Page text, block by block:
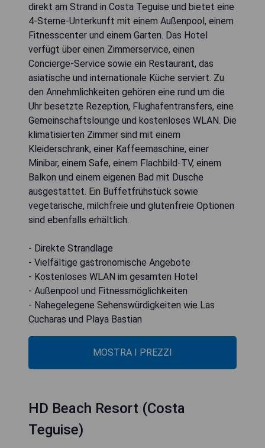
direkt am Strand in Costa Teguise und bietet eine
4-Sterne-Unterkunft mit einem Außenpool, einem
Fitnesscenter und einem Garten. Das Hotel
verfügt über einen Zimmerservice, einen
Concierge-Service sowie ein Restaurant, das
asiatische und internationale Küche serviert. Zu
den Annehmlichkeiten gehören eine rund um die
Uhr besetzte Rezeption, Flughafentransfers, eine
Gemeinschaftslounge und kostenloses WLAN. Die
klimatisierten Zimmer sind mit einem
Kleiderschrank, einer Kaffeemaschine, einer
Minibar, einem Safe, einem Flachbild-TV, einem
Balkon und einem eigenen Bad mit Dusche
ausgestattet. Ein Buffetfrühstück sowie
vegetarische, milchfreie und glutenfreie Optionen
sind ebenfalls erhältlich.
- Direkte Strandlage
- Vielfältige gastronomische Angebote
- Kostenloses WLAN im gesamten Hotel
- Außenpool und Fitnessmöglichkeiten
- Nahegelegene Sehenswürdigkeiten wie Las
Cucharas und Playa Bastian
MOSTRA I PREZZI
HD Beach Resort (Costa
Teguise)